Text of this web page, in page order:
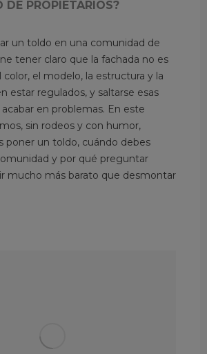
DE PROPIETARIOS?
un toldo en una comunidad de
tener claro que la fachada no es
color, el modelo, la estructura y la
estar regulados, y saltarse esas
en problemas. En este
sin rodeos y con humor,
poner un toldo, cuándo debes
y por qué preguntar
mucho más barato que desmontar